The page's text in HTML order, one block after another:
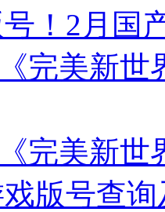
！2月国
《完美新
《完美新
版号查